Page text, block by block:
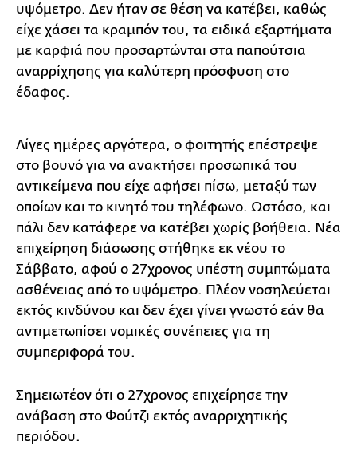
υψόμετρο. Δεν ήταν σε θέση να κατέβει, καθώς
είχε χάσει τα κραμπόν του, τα ειδικά εξαρτήματα
με καρφιά που προσαρτώνται στα παπούτσια
αναρρίχησης για καλύτερη πρόσφυση στο
έδαφος.
Λίγες ημέρες αργότερα, ο φοιτητής επέστρεψε
στο βουνό για να ανακτήσει προσωπικά του
αντικείμενα που είχε αφήσει πίσω, μεταξύ των
οποίων και το κινητό του τηλέφωνο. Ωστόσο, και
πάλι δεν κατάφερε να κατέβει χωρίς βοήθεια. Νέα
επιχείρηση διάσωσης στήθηκε εκ νέου το
Σάββατο, αφού ο 27χρονος υπέστη συμπτώματα
ασθένειας από το υψόμετρο. Πλέον νοσηλεύεται
εκτός κινδύνου και δεν έχει γίνει γνωστό εάν θα
αντιμετωπίσει νομικές συνέπειες για τη
συμπεριφορά του.
Σημειωτέον ότι ο 27χρονος επιχείρησε την
ανάβαση στο Φούτζι εκτός αναρριχητικής
περιόδου.